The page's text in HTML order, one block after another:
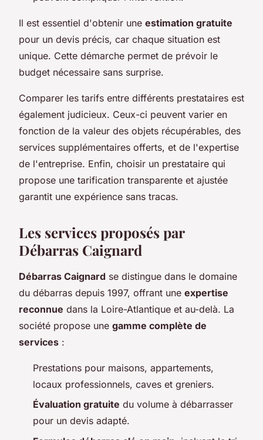
Il est essentiel d'obtenir une estimation gratuite
pour un devis précis, car chaque situation est
unique. Cette démarche permet de prévoir le
budget nécessaire sans surprise.
Comparer les tarifs entre différents prestataires est
également judicieux. Ceux-ci peuvent varier en
fonction de la valeur des objets récupérables, des
services supplémentaires offerts, et de l'expertise
de l'entreprise. Enfin, choisir un prestataire qui
propose une tarification transparente et ajustée
garantit une expérience sans tracas.
Les services proposés par
Débarras Caignard
Débarras Caignard se distingue dans le domaine
du débarras depuis 1997, offrant une expertise
reconnue dans la Loire-Atlantique et au-delà. La
société propose une gamme complète de
services :
Prestations pour maisons, appartements,
locaux professionnels, caves et greniers.
Évaluation gratuite du volume à débarrasser
pour un devis adapté.